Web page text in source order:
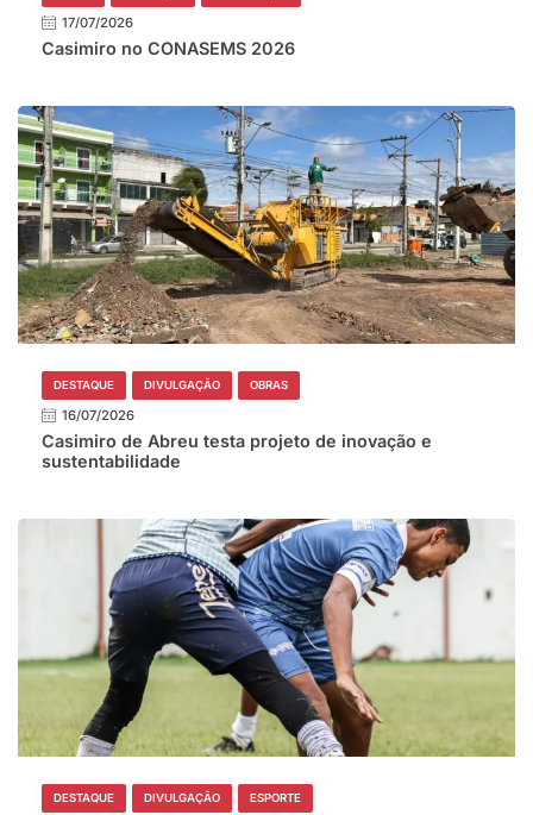
17/07/2026
Casimiro no CONASEMS 2026
DESTAQUE DIVULGAÇÃO OBRAS
16/07/2026
Casimiro de Abreu testa projeto de inovação e
sustentabilidade
DESTAQUE DIVULGAÇÃO ESPORTE